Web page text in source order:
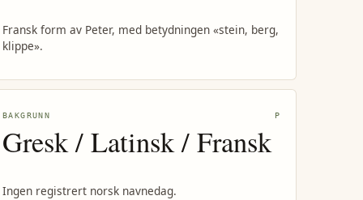
Fransk form av Peter, med betydningen «stein, berg,
klippe».
BAKGRUNN P
Gresk / Latinsk / Fransk
Ingen registrert norsk navnedag.